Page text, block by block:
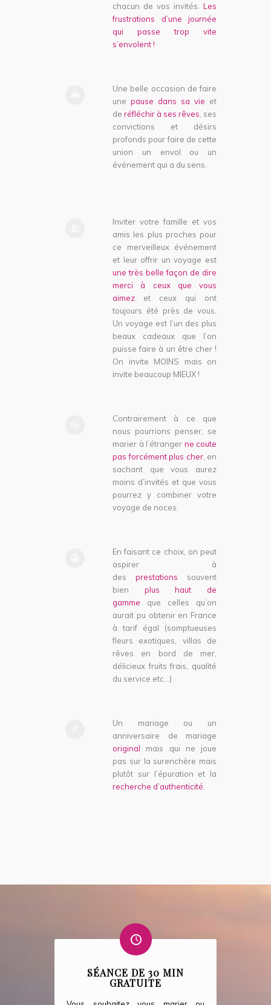
chacun de vos invités. Les
frustrations d’une journée
qui passe trop vite
s’envolent !
Une belle occasion de faire
une pause dans sa vie et
de réfléchir à ses rêves, ses
convictions et désirs
profonds pour faire de cette
union un envol ou un
événement qui a du sens.
Inviter votre famille et vos
amis les plus proches pour
ce merveilleux événement
et leur offrir un voyage est
une très belle façon de dire
merci à ceux que vous
aimez et ceux qui ont
toujours été près de vous.
Un voyage est l’un des plus
beaux cadeaux que l’on
puisse faire à un être cher !
On invite MOINS mais on
invite beaucoup MIEUX !
Contrairement à ce que
nous pourrions penser, se
marier à l’étranger ne coute
pas forcément plus cher, en
sachant que vous aurez
moins d’invités et que vous
pourrez y combiner votre
voyage de noces.
En faisant ce choix, on peut
aspirer à
des prestations souvent
bien plus haut de
gamme que celles qu’on
aurait pu obtenir en France
à tarif égal (somptueuses
fleurs exotiques, villas de
rêves en bord de mer,
délicieux fruits frais, qualité
du service etc…)
Un mariage ou un
anniversaire de mariage
original mais qui ne joue
pas sur la surenchère mais
plutôt sur l’épuration et la
recherche d’authenticité
SÉANCE DE 30 MIN
GRATUITE